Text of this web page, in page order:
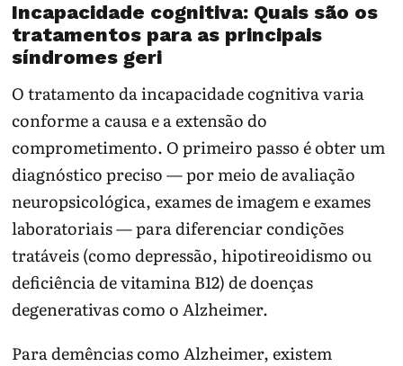
Incapacidade cognitiva: Quais são os
tratamentos para as principais
síndromes geri
O tratamento da incapacidade cognitiva varia
conforme a causa e a extensão do
comprometimento. O primeiro passo é obter um
diagnóstico preciso — por meio de avaliação
neuropsicológica, exames de imagem e exames
laboratoriais — para diferenciar condições
tratáveis (como depressão, hipotireoidismo ou
deficiência de vitamina B12) de doenças
degenerativas como o Alzheimer.
Para demências como Alzheimer, existem